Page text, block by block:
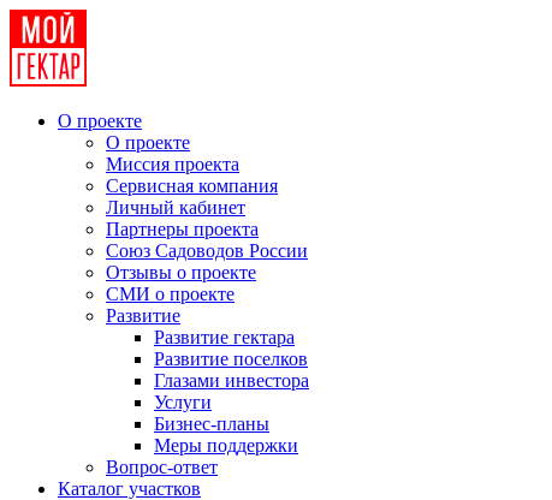
О проекте
О проекте
Миссия проекта
Сервисная компания
Личный кабинет
Партнеры проекта
Союз Садоводов России
Отзывы о проекте
СМИ о проекте
Развитие
Развитие гектара
Развитие поселков
Глазами инвестора
Услуги
Бизнес-планы
Меры поддержки
Вопрос-ответ
Каталог участков